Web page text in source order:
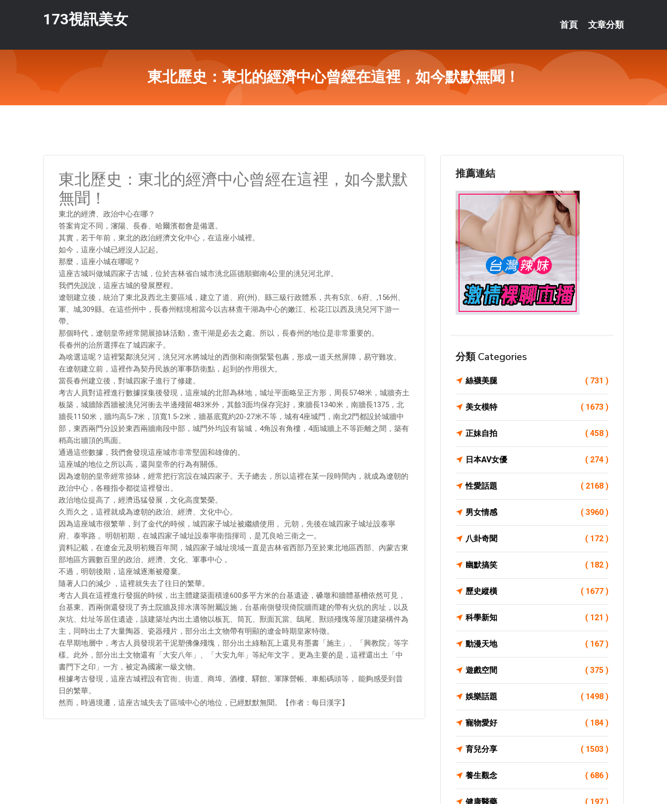
173視訊美女 首頁 文章分類
東北歷史：東北的經濟中心曾經在這裡，如今默默無聞！
東北歷史：東北的經濟中心曾經在這裡，如今默默
無聞！
東北的經濟、政治中心在哪？
答案肯定不同，瀋陽、長春、哈爾濱都會是備選。
其實，若干年前，東北的政治經濟文化中心，在這座小城裡。
如今，這座小城已經沒人記起。
那麼，這座小城在哪呢？
這座古城叫做城四家子古城，位於吉林省白城市洮北區德順鄉南4公里的洮兒河北岸。
我們先說說，這座古城的發展歷程。
遼朝建立後，統治了東北及西北主要區域，建立了道、府(州)、縣三級行政體系，共有5京、6府、,156州、
軍、城,309縣。在這些州中，長春州轄境相當今以吉林查干湖為中心的嫩江、松花江以西及洮兒河下游一
帶。
那個時代，遼朝皇帝經常開展捺缽活動，查干湖是必去之處。所以，長春州的地位是非常重要的。
長春州的治所選擇在了城四家子。
為啥選這呢？這裡緊鄰洮兒河，洮兒河水將城址的西側和南側緊緊包裹，形成一道天然屏障，易守難攻。
在遼朝建立前，這裡作為契丹民族的軍事防衛點，起到的作用很大。
當長春州建立後，對城四家子進行了修建。
考古人員對這裡進行數據採集後發現，這座城的北部為林地，城址平面略呈正方形，周長5748米，城牆夯土
板築，城牆除西牆被洮兒河衝去半邊殘留483米外，其餘3面均保存完好，東牆長1340米，南牆長1375，北
牆長1150米，牆均高5-7米，頂寬1.5-2米，牆基底寬約20-27米不等，城有4座城門，南北2門都設於城牆中
部，東西兩門分設於東西兩牆南段中部，城門外均設有翁城，4角設有角樓，4面城牆上不等距離之間，築有
稍高出牆頂的馬面。
通過這些數據，我們會發現這座城市非常堅固和雄偉的。
這座城的地位之所以高，還與皇帝的行為有關係。
因為遼朝的皇帝經常捺缽，經常把行宮設在城四家子。天子總去，所以這裡在某一段時間內，就成為遼朝的
政治中心，各種指令都從這裡發出。
政治地位提高了，經濟迅猛發展，文化高度繁榮。
久而久之，這裡就成為遼朝的政治、經濟、文化中心。
因為這座城市很繁華，到了金代的時候，城四家子城址被繼續使用 。元朝，先後在城四家子城址設泰寧
府、泰寧路 。明朝初期，在城四家子城址設泰寧衛指揮司，是兀良哈三衛之一。
資料記載，在遼金元及明初幾百年間，城四家子城址境域一直是吉林省西部乃至於東北地區西部、內蒙古東
部地區方圓數百里的政治、經濟、文化、軍事中心 。
不過，明朝後期，這座城逐漸被廢棄。
隨著人口的減少 ，這裡就失去了往日的繁華。
考古人員在這裡進行發掘的時候，出主體建築面積達600多平方米的台基遺迹，磉墩和牆體基槽依然可見，
台基東、西兩側還發現了夯土院牆及排水溝等附屬設施，台基南側發現倚院牆而建的帶有火炕的房址，以及
灰坑、灶址等居住遺迹，該建築址內出土遺物以板瓦、筒瓦、獸面瓦當、鴟尾、獸頭殘塊等屋頂建築構件為
主，同時出土了大量陶器、瓷器殘片，部分出土文物帶有明顯的遼金時期皇家特徵。
在早期地層中，考古人員發現若干泥塑佛像殘塊，部分出土綠釉瓦上還見有墨書「施主」、「興教院」等字
樣。此外，部分出土文物還有「大安八年」、「大安九年」等紀年文字 。更為主要的是，這裡還出土「中
書門下之印」一方，被定為國家一級文物。
根據考古發現，這座古城裡設有官衙、街道、商埠、酒樓、驛館、軍隊營帳、車船碼頭等， 能夠感受到昔
日的繁華。
然而，時過境遷，這座古城失去了區域中心的地位，已經默默無聞。【作者：每日漢字】
推薦連結
分類 Categories
絲襪美腿 ( 731 )
美女模特 ( 1673 )
正妹自拍 ( 458 )
日本AV女優 ( 274 )
性愛話題 ( 2168 )
男女情感 ( 3960 )
八卦奇聞 ( 172 )
幽默搞笑 ( 182 )
歷史縱橫 ( 1677 )
科學新知 ( 121 )
動漫天地 ( 167 )
遊戲空間 ( 375 )
娛樂話題 ( 1498 )
寵物愛好 ( 184 )
育兒分享 ( 1503 )
養生觀念 ( 686 )
健康醫藥 ( 197 )